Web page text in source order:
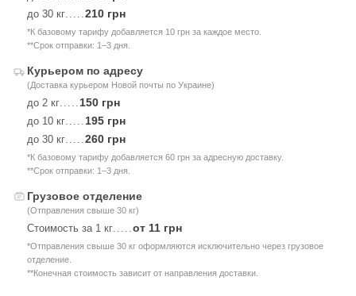
до 30 кг 210 грн
*К базовому тарифу добавляется 10 грн за каждое место.
**Срок отправки: 1–3 дня.
Курьером по адресу
(Доставка курьером Новой почты по Украине)
до 2 кг 150 грн
до 10 кг 195 грн
до 30 кг 260 грн
*К базовому тарифу добавляется 60 грн за адресную доставку.
**Срок отправки: 1–3 дня.
Грузовое отделение
(Отправления свыше 30 кг)
Стоимость за 1 кг от 11 грн
*Отправления свыше 30 кг оформляются исключительно через грузовое
отделение.
**Конечная стоимость зависит от направления доставки.